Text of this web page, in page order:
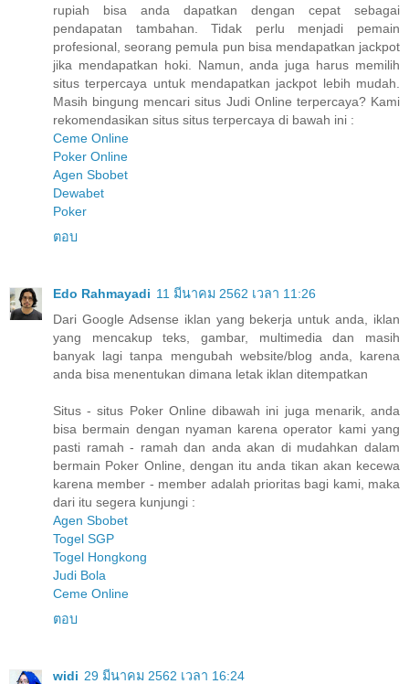
rupiah bisa anda dapatkan dengan cepat sebagai
pendapatan tambahan. Tidak perlu menjadi pemain
profesional, seorang pemula pun bisa mendapatkan jackpot
jika mendapatkan hoki. Namun, anda juga harus memilih
situs terpercaya untuk mendapatkan jackpot lebih mudah.
Masih bingung mencari situs Judi Online terpercaya? Kami
rekomendasikan situs situs terpercaya di bawah ini :
Ceme Online
Poker Online
Agen Sbobet
Dewabet
Poker
ตอบ
Edo Rahmayadi 11 มีนาคม 2562 เวลา 11:26
Dari Google Adsense iklan yang bekerja untuk anda, iklan
yang mencakup teks, gambar, multimedia dan masih
banyak lagi tanpa mengubah website/blog anda, karena
anda bisa menentukan dimana letak iklan ditempatkan
Situs - situs Poker Online dibawah ini juga menarik, anda
bisa bermain dengan nyaman karena operator kami yang
pasti ramah - ramah dan anda akan di mudahkan dalam
bermain Poker Online, dengan itu anda tikan akan kecewa
karena member - member adalah prioritas bagi kami, maka
dari itu segera kunjungi :
Agen Sbobet
Togel SGP
Togel Hongkong
Judi Bola
Ceme Online
ตอบ
widi 29 มีนาคม 2562 เวลา 16:24